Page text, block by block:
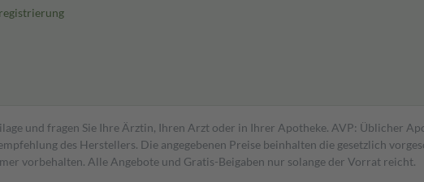
und fragen Sie Ihre Ärztin, Ihren Arzt oder in Ihrer Apotheke. AVP: Üblicher
des Herstellers. Die angegebenen Preise beinhalten die gesetzlich
vorbehalten. Alle Angebote und Gratis-Beigaben nur solange der Vorrat reicht.